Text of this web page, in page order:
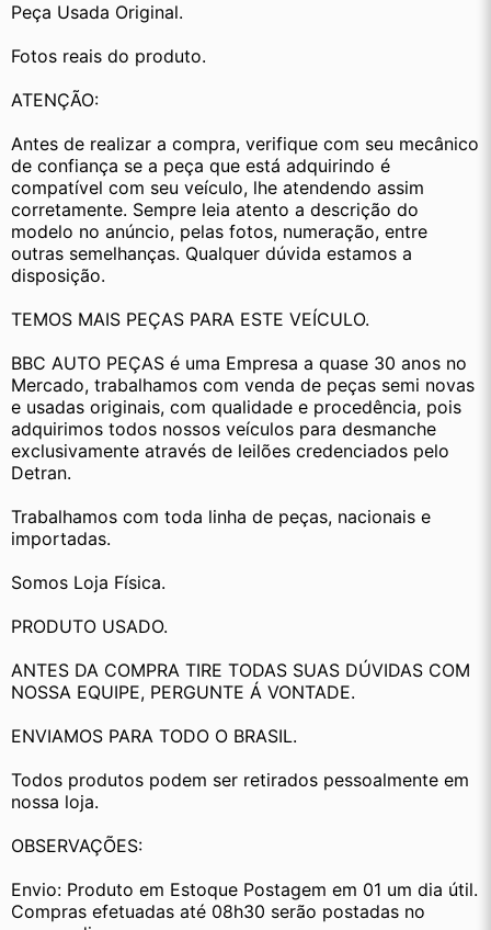
Peça Usada Original.
Fotos reais do produto.
ATENÇÃO:
Antes de realizar a compra, verifique com seu mecânico
de confiança se a peça que está adquirindo é
compatível com seu veículo, lhe atendendo assim
corretamente. Sempre leia atento a descrição do
modelo no anúncio, pelas fotos, numeração, entre
outras semelhanças. Qualquer dúvida estamos a
disposição.
TEMOS MAIS PEÇAS PARA ESTE VEÍCULO.
BBC AUTO PEÇAS é uma Empresa a quase 30 anos no
Mercado, trabalhamos com venda de peças semi novas
e usadas originais, com qualidade e procedência, pois
adquirimos todos nossos veículos para desmanche
exclusivamente através de leilões credenciados pelo
Detran.
Trabalhamos com toda linha de peças, nacionais e
importadas.
Somos Loja Física.
PRODUTO USADO.
ANTES DA COMPRA TIRE TODAS SUAS DÚVIDAS COM
NOSSA EQUIPE, PERGUNTE Á VONTADE.
ENVIAMOS PARA TODO O BRASIL.
Todos produtos podem ser retirados pessoalmente em
nossa loja.
OBSERVAÇÕES:
Envio: Produto em Estoque Postagem em 01 um dia útil.
Compras efetuadas até 08h30 serão postadas no